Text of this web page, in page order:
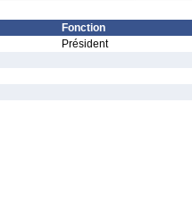
Fonction
Président